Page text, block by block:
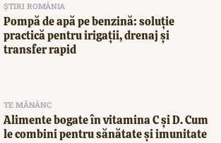
ȘTIRI ROMÂNIA
Pompă de apă pe benzină: soluție
practică pentru irigații, drenaj și
transfer rapid
TE MĂNÂNC
Alimente bogate în vitamina C și D. Cum
le combini pentru sănătate și imunitate